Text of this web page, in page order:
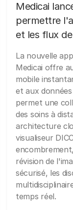
Medicai
permettre
et les flux
La nouvelle
Medicai offre
mobile
et aux
permet une
des soins à
architecture
visualiseur
révision de
sécurisé, les
temps réel.